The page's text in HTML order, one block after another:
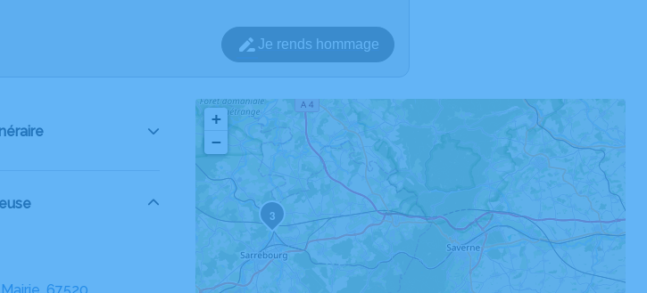
Je rends hommage
3
+
−